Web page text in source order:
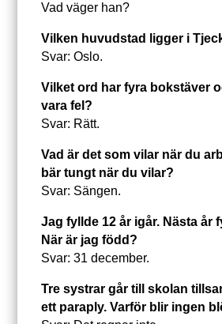
Vad väger han?
Vilken huvudstad ligger i
Svar: Oslo.
Vilket ord har fyra bokstäver
vara fel?
Svar: Rätt.
Vad är det som vilar när du
bär tungt när du vilar?
Svar: Sängen.
Jag fyllde 12 år igår. Nästa år
När är jag född?
Svar: 31 december.
Tre systrar går till skolan
ett paraply. Varför blir ingen